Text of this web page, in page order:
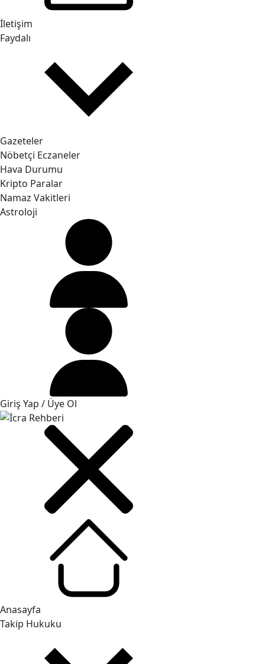
İletişim
Faydalı
Gazeteler
Nöbetçi Eczaneler
Hava Durumu
Kripto Paralar
Namaz Vakitleri
Astroloji
Giriş Yap / Üye Ol
Anasayfa
Takip Hukuku